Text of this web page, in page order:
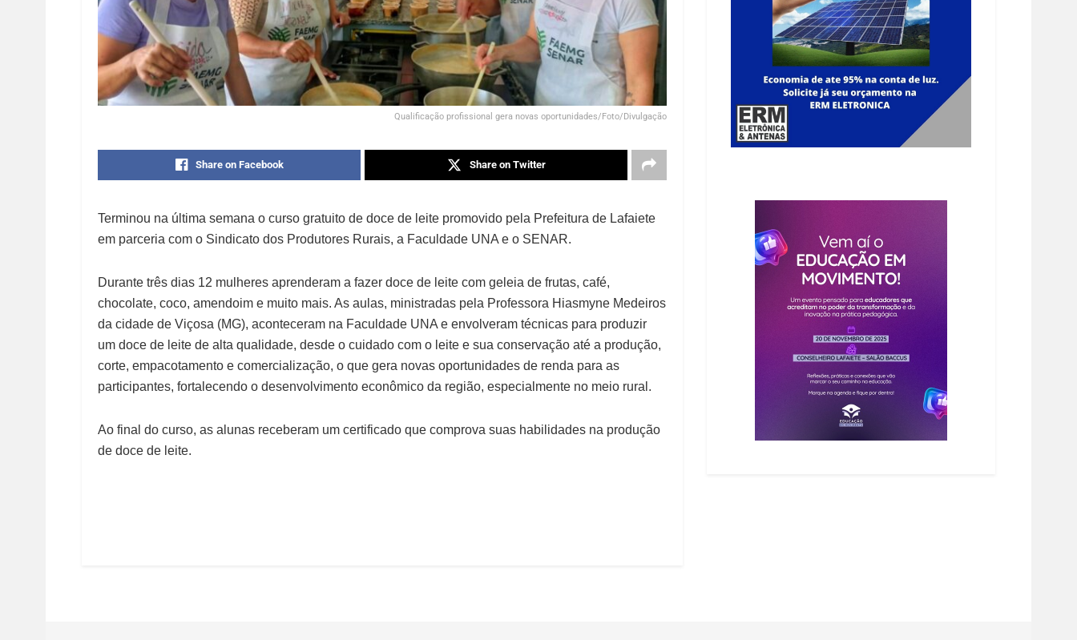
Qualificação profissional gera novas oportunidades/Foto/Divulgação
Share on Facebook Share on Twitter
Terminou na última semana o curso gratuito de doce de leite promovido pela Prefeitura de Lafaiete
em parceria com o Sindicato dos Produtores Rurais, a Faculdade UNA e o SENAR.
Durante três dias 12 mulheres aprenderam a fazer doce de leite com geleia de frutas, café,
chocolate, coco, amendoim e muito mais. As aulas, ministradas pela Professora Hiasmyne Medeiros
da cidade de Viçosa (MG), aconteceram na Faculdade UNA e envolveram técnicas para produzir
um doce de leite de alta qualidade, desde o cuidado com o leite e sua conservação até a produção,
corte, empacotamento e comercialização, o que gera novas oportunidades de renda para as
participantes, fortalecendo o desenvolvimento econômico da região, especialmente no meio rural.
Ao final do curso, as alunas receberam um certificado que comprova suas habilidades na produção
de doce de leite.